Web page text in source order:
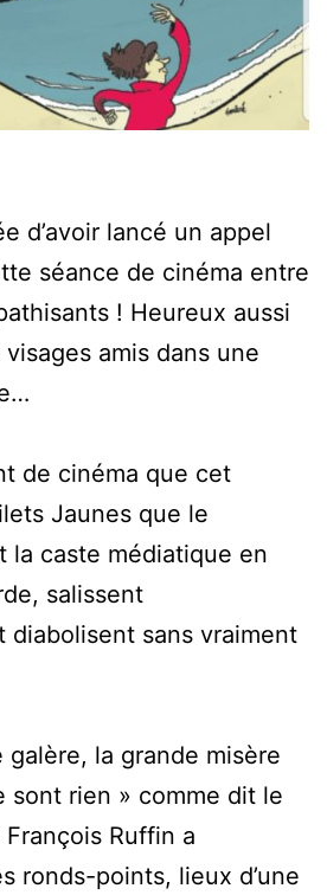
d’avoir lancé un appel
séance de cinéma entre
! Heureux aussi
amis dans une
de cinéma que cet
Jaunes que le
la caste médiatique en
salissent
diabolisent sans vraiment
galère, la grande misère
sont rien » comme dit le
Ruffin a
ronds-points, lieux d’une